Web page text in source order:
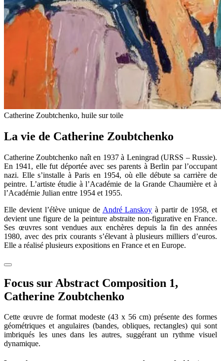
Catherine Zoubtchenko, huile sur toile
La vie de Catherine Zoubtchenko
Catherine Zoubtchenko naît en 1937 à Leningrad (URSS – Russie).
En 1941, elle fut déportée avec ses parents à Berlin par l’occupant
nazi. Elle s’installe à Paris en 1954, où elle débute sa carrière de
peintre. L’artiste étudie à l’Académie de la Grande Chaumière et à
l’Académie Julian entre 1954 et 1955.
Elle devient l’élève unique de André Lanskoy à partir de 1958, et
devient une figure de la peinture abstraite non-figurative en France.
Ses œuvres sont vendues aux enchères depuis la fin des années
1980, avec des prix courants s’élevant à plusieurs milliers d’euros.
Elle a réalisé plusieurs expositions en France et en Europe.
Focus sur Abstract Composition 1,
Catherine Zoubtchenko
Cette œuvre de format modeste (43 x 56 cm) présente des formes
géométriques et angulaires (bandes, obliques, rectangles) qui sont
imbriqués les unes dans les autres, suggérant un rythme visuel
dynamique.